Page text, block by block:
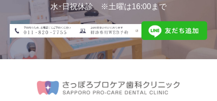
水･日祝休診 ※土曜は16:00まで